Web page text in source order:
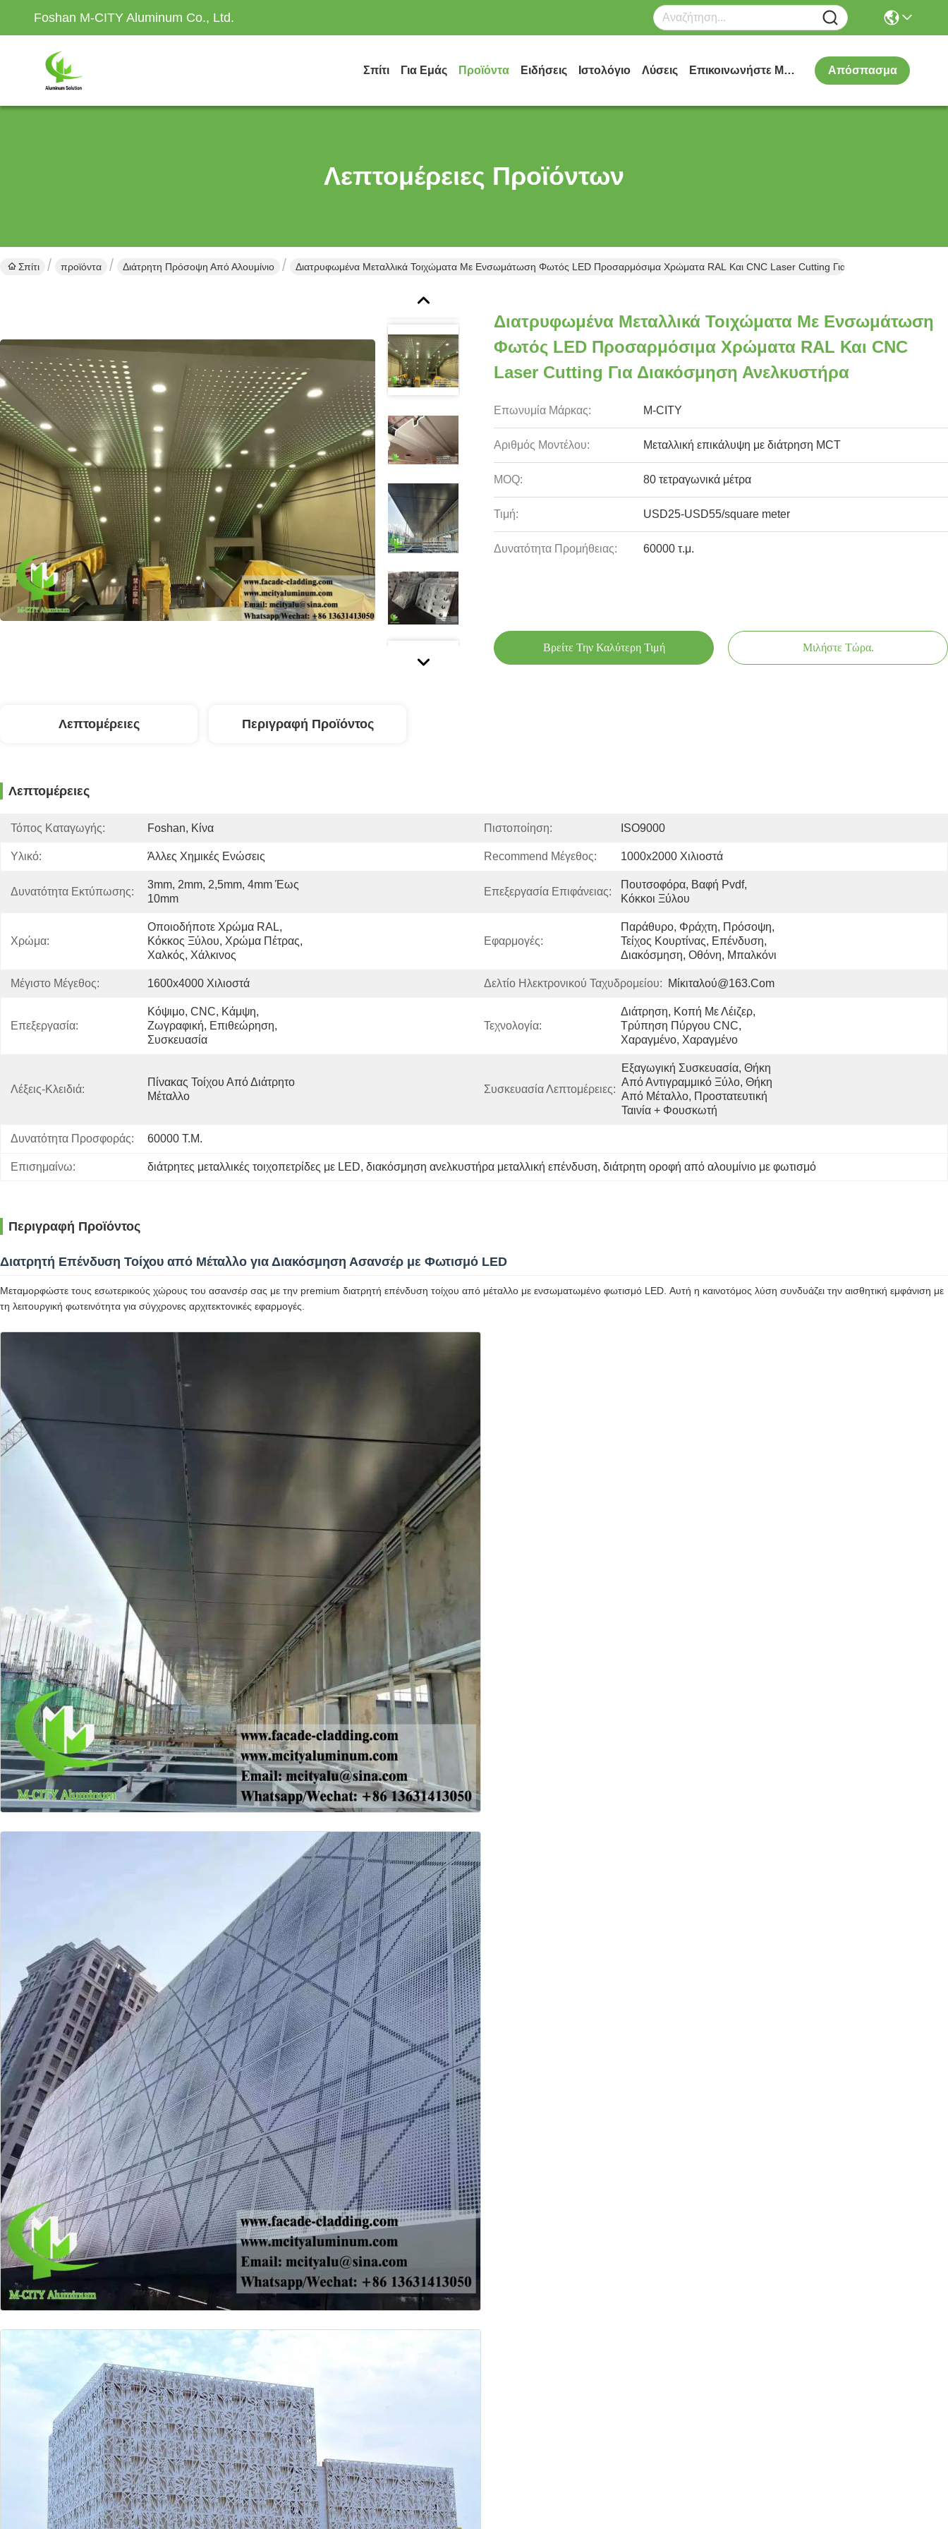
Foshan M-CITY Aluminum Co., Ltd.
Σπίτι Για Εμάς Προϊόντα Ειδήσεις Ιστολόγιο Λύσεις Επικοινωνήστε Μαζί Μας Απόσπασμα
Λεπτομέρειες Προϊόντων
Σπίτι προϊόντα Διάτρητη Πρόσοψη Από Αλουμίνιο Διατρυφωμένα Μεταλλικά Τοιχώματα Με Ενσωμάτωση Φωτός LED Προσαρμόσιμα Χρώματα RAL Και CNC Laser Cutting Για Διακόσμηση
Διατρυφωμένα Μεταλλικά Τοιχώματα Με Ενσωμάτωση
Φωτός LED Προσαρμόσιμα Χρώματα RAL Και CNC
Laser Cutting Για Διακόσμηση Ανελκυστήρα
Επωνυμία Μάρκας: M-CITY
Αριθμός Μοντέλου: Μεταλλική επικάλυψη με διάτρηση MCT
MOQ: 80 τετραγωνικά μέτρα
Τιμή: USD25-USD55/square meter
Δυνατότητα Προμήθειας: 60000 τ.μ.
Βρείτε Την Καλύτερη Τιμή Μιλήστε Τώρα.
Λεπτομέρειες Περιγραφή Προϊόντος
Λεπτομέρειες
Τόπος Καταγωγής: Foshan, Κίνα Πιστοποίηση: ISO9000
Υλικό: Άλλες Χημικές Ενώσεις Recommend Μέγεθος: 1000x2000 Χιλιοστά
Δυνατότητα Εκτύπωσης:
3mm, 2mm, 2,5mm, 4mm Έως
10mm
Επεξεργασία Επιφάνειας:
Πουτσοφόρα, Βαφή Pvdf,
Κόκκοι Ξύλου
Χρώμα:
Οποιοδήποτε Χρώμα RAL,
Κόκκος Ξύλου, Χρώμα Πέτρας,
Χαλκός, Χάλκινος
Εφαρμογές:
Παράθυρο, Φράχτη, Πρόσοψη,
Τείχος Κουρτίνας, Επένδυση,
Διακόσμηση, Οθόνη, Μπαλκόνι
Μέγιστο Μέγεθος: 1600x4000 Χιλιοστά Δελτίο Ηλεκτρονικού Ταχυδρομείου: Μίκιταλού@163.com
Επεξεργασία:
Κόψιμο, CNC, Κάμψη,
Ζωγραφική, Επιθεώρηση,
Συσκευασία
Τεχνολογία:
Διάτρηση, Κοπή Με Λέιζερ,
Τρύπηση Πύργου CNC,
Χαραγμένο, Χαραγμένο
Λέξεις-Κλειδιά:
Πίνακας Τοίχου Από Διάτρητο
Μέταλλο
Συσκευασία Λεπτομέρειες:
Εξαγωγική Συσκευασία, Θήκη
Από Αντιγραμμικό Ξύλο, Θήκη
Από Μέταλλο, Προστατευτική
Ταινία + Φουσκωτή
Δυνατότητα Προσφοράς: 60000 Τ.μ.
Επισημαίνω: διάτρητες μεταλλικές τοιχοπετρίδες με LED, διακόσμηση ανελκυστήρα μεταλλική επένδυση, διάτρητη οροφή από αλουμίνιο με φωτισμό
Περιγραφή Προϊόντος
Διατρητή Επένδυση Τοίχου από Μέταλλο για Διακόσμηση Ασανσέρ με Φωτισμό LED
Μεταμορφώστε τους εσωτερικούς χώρους του ασανσέρ σας με την premium διατρητή επένδυση τοίχου από μέταλλο με ενσωματωμένο φωτισμό LED. Αυτή η καινοτόμος λύση συνδυάζει την αισθητική εμφάνιση με
τη λειτουργική φωτεινότητα για σύγχρονες αρχιτεκτονικές εφαρμογές.